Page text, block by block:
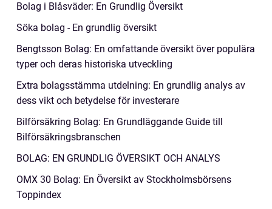
Bolag i Blåsväder: En Grundlig Översikt
Söka bolag - En grundlig översikt
Bengtsson Bolag: En omfattande översikt över populära
typer och deras historiska utveckling
Extra bolagsstämma utdelning: En grundlig analys av
dess vikt och betydelse för investerare
Bilförsäkring Bolag: En Grundläggande Guide till
Bilförsäkringsbranschen
BOLAG: EN GRUNDLIG ÖVERSIKT OCH ANALYS
OMX 30 Bolag: En Översikt av Stockholmsbörsens
Toppindex